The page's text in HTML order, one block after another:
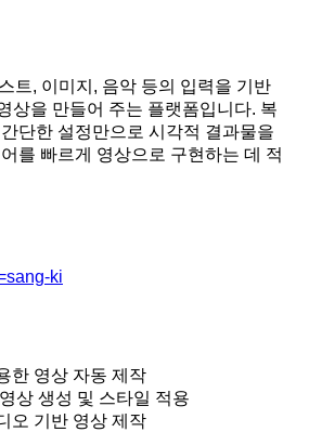
트, 이미지, 음악 등의 입력을 기반
상을 만들어 주는 플랫폼입니다. 복
단한 설정만으로 시각적 결과물을
를 빠르게 영상으로 구현하는 데 적
ki
한 영상 자동 제작
상 생성 및 스타일 적용
오 기반 영상 제작